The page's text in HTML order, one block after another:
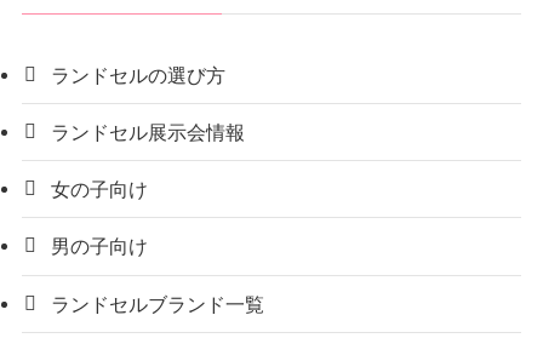
ランドセルの選び方
ランドセル展示会情報
女の子向け
男の子向け
ランドセルブランド一覧